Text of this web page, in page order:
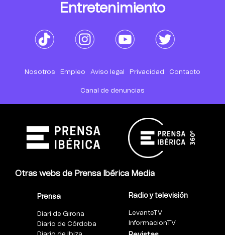
Entretenimiento
Nosotros Empleo Aviso legal Privacidad Contacto
Canal de denuncias
Otras webs de Prensa Ibérica Media
Prensa
Diari de Girona
Diario de Córdoba
Radio y televisión
LevanteTV
InformacionTV